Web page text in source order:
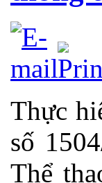
Thực
số
Thể